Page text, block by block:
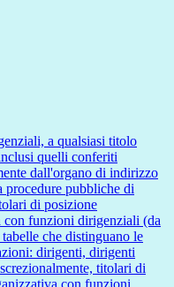
a qualsiasi titolo
quelli conferiti
dall'organo di indirizzo
procedure pubbliche di
di posizione
con funzioni dirigenziali (da
che distinguano le
dirigenti, dirigenti
titolari di